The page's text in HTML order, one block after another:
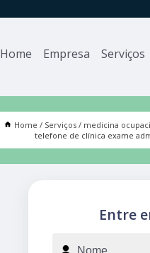
Home Empresa Serviços
Home Serviços medicina
telefone de clínica exame
Entre